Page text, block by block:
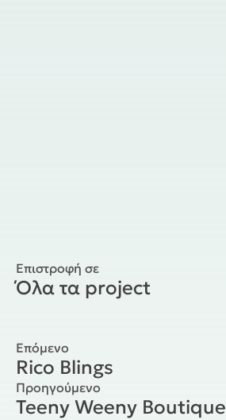
Επιστροφή σε
Όλα τα project
Επόμενο
Rico Blings
Προηγούμενο
Teeny Weeny Boutique